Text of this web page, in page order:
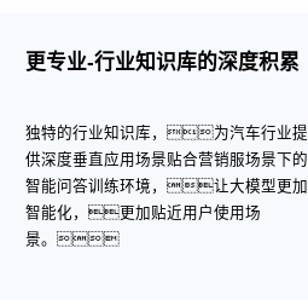
更专业-行业知识库的深度积累
独特的行业知识库，为汽车行业提
供深度垂直应用场景贴合营销服场景下的
智能问答训练环境，让大模型更加
智能化，更加贴近用户使用场
景。